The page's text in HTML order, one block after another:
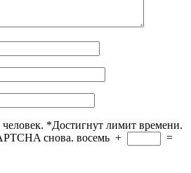
*Достигнут лимит времени.
снова. восемь +
=